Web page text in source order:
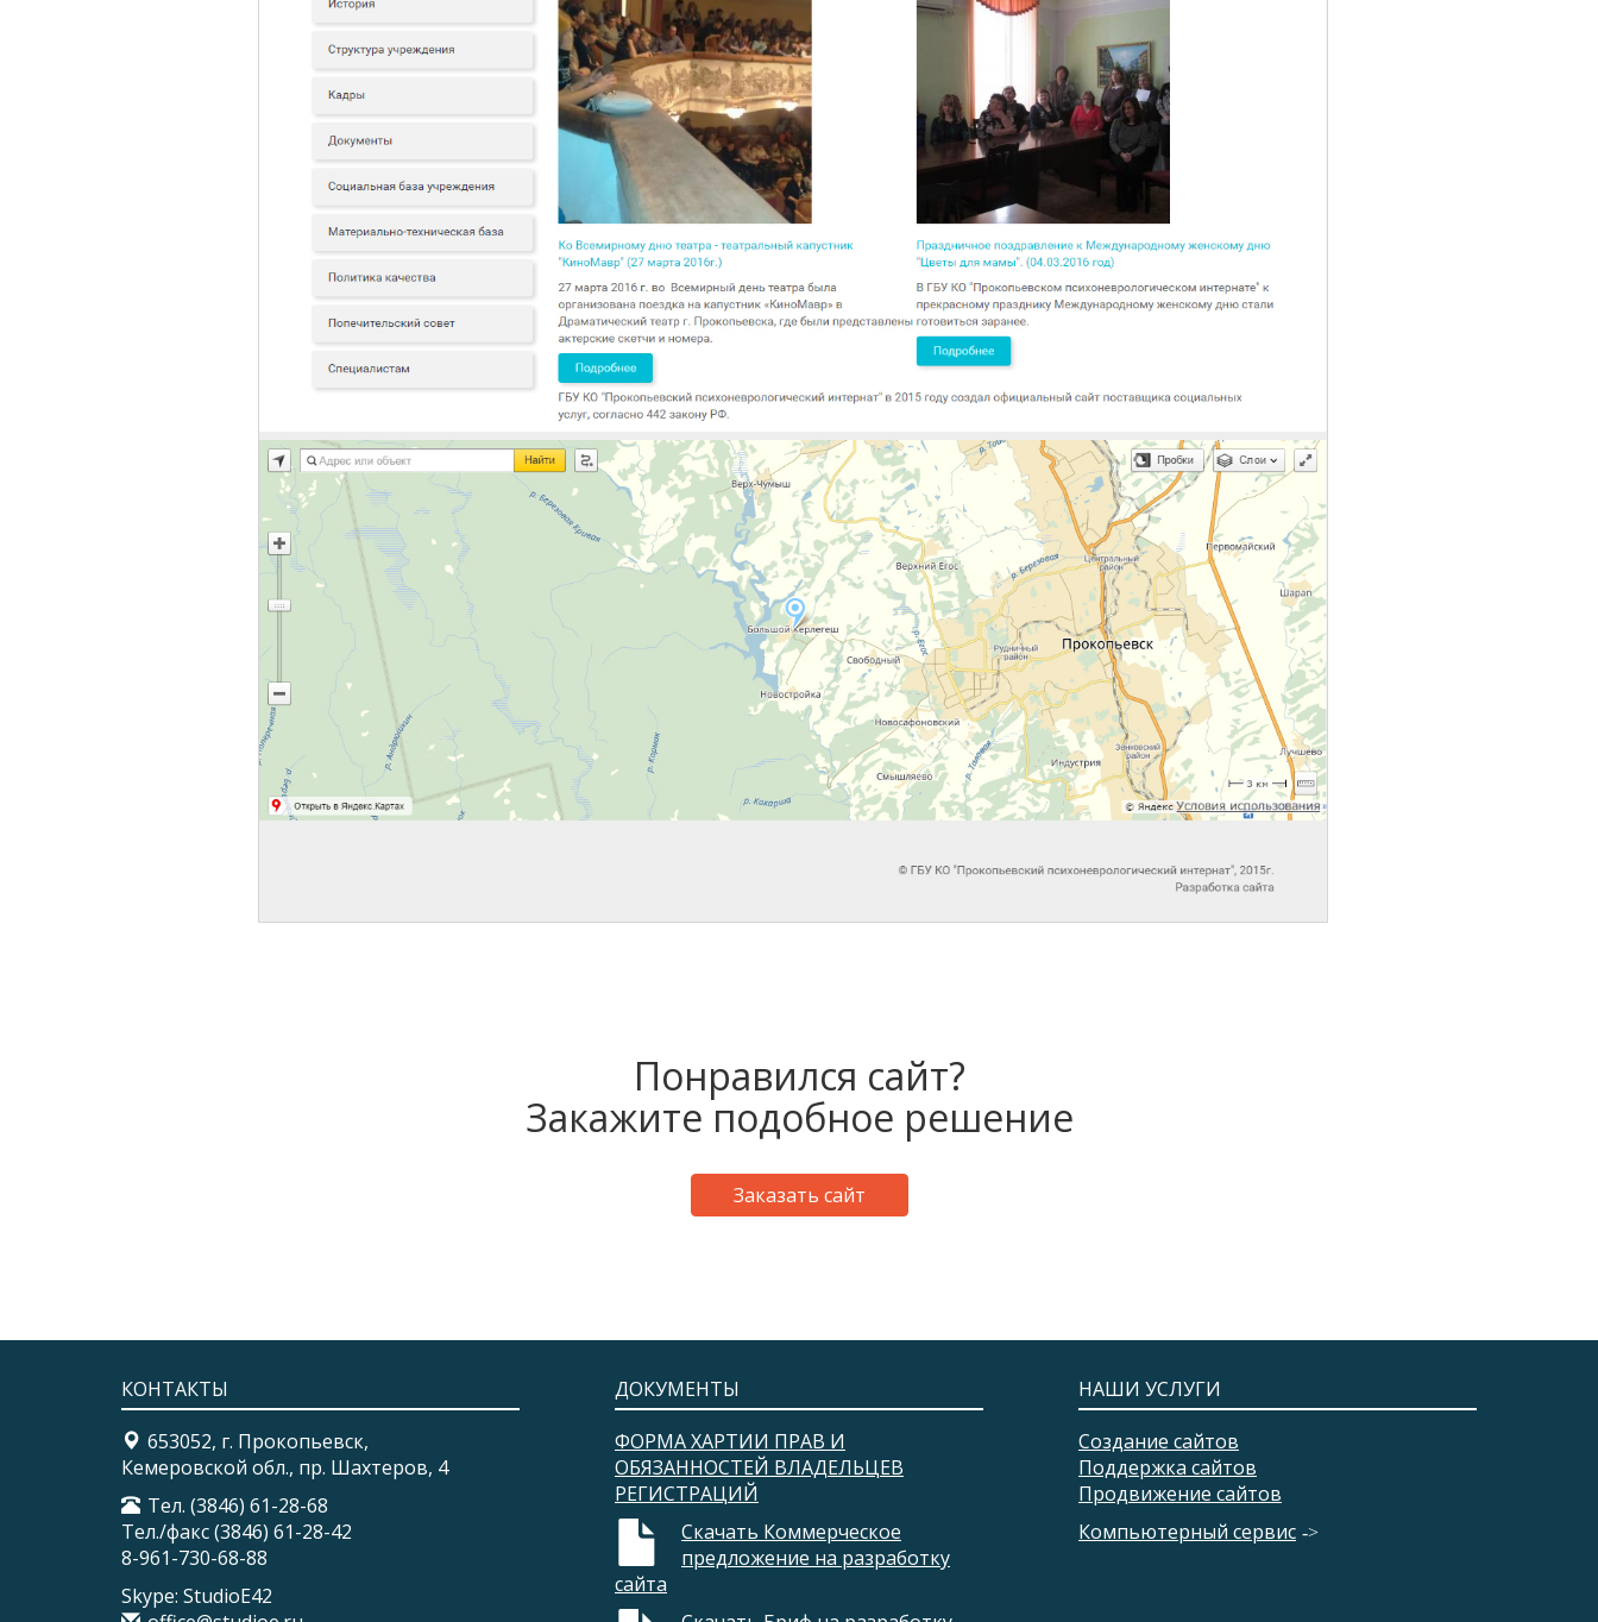
Понравился сайт?
Закажите подобное решение
Заказать сайт
КОНТАКТЫ
653052, г. Прокопьевск,
Кемеровской обл., пр. Шахтеров, 4
Тел. (3846) 61-28-68
Тел./факс (3846) 61-28-42
8-961-730-68-88
Skype: StudioE42
ДОКУМЕНТЫ
ФОРМА ХАРТИИ ПРАВ И
ОБЯЗАННОСТЕЙ ВЛАДЕЛЬЦЕВ
РЕГИСТРАЦИЙ​
Скачать Коммерческое
предложение на разработку
сайта
НАШИ УСЛУГИ
Создание сайтов
Поддержка сайтов
Продвижение сайтов
Компьютерный сервис